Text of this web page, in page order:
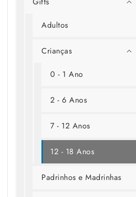
Adultos
Crianças
0 - 1 Ano
2 - 6 Anos
7 - 12 Anos
12 - 18 Anos
Padrinhos e Madrinhas